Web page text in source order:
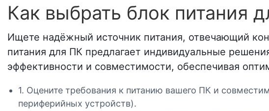
Как выбрать блок питания
Ищете надёжный источник питания, отвечающий
питания для ПК предлагает индивидуальные
эффективности и совместимости, обеспечивая
1. Оцените требования к питанию вашего ПК и
периферийных устройств).